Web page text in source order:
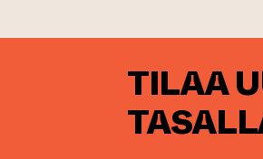
TILAA